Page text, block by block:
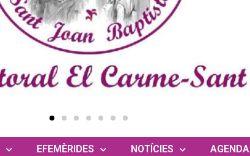
EFEMÈRIDES NOTÍCIES AGENDA